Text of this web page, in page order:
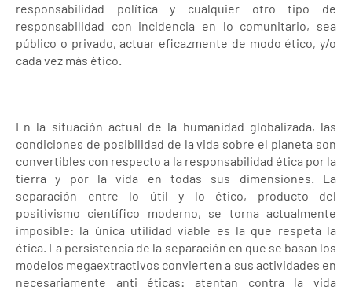
responsabilidad política y cualquier otro tipo de
responsabilidad con incidencia en lo comunitario, sea
público o privado, actuar eficazmente de modo ético, y/o
cada vez más ético.
En la situación actual de la humanidad globalizada, las
condiciones de posibilidad de la vida sobre el planeta son
convertibles con respecto a la responsabilidad ética por la
tierra y por la vida en todas sus dimensiones. La
separación entre lo útil y lo ético, producto del
positivismo científico moderno, se torna actualmente
imposible: la única utilidad viable es la que respeta la
ética. La persistencia de la separación en que se basan los
modelos megaextractivos convierten a sus actividades en
necesariamente anti éticas: atentan contra la vida